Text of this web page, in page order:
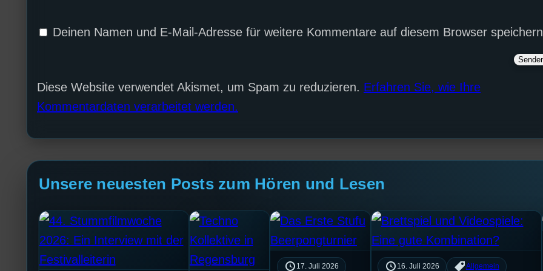
Deinen Namen und E-Mail-Adresse für weitere Kommentare auf diesem Browser
Diese Website verwendet Akismet, um Spam zu reduzieren. Erfahren Sie, wie Ihre
Kommentardaten verarbeitet werden.
Unsere neuesten Posts zum Hören und Lesen
17. Juli 2026 16. Juli 2026 Allgemein